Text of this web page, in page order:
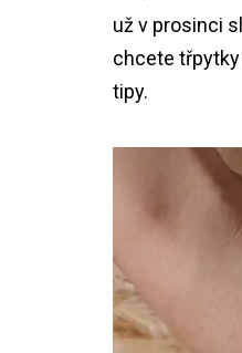
už v prosinci
chcete
tipy.